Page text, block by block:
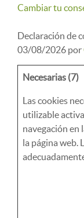
Cambiar tu
Declaración de
03/08/2026 por
Necesarias (7)
Las cookies
utilizable
navegación en
la página web.